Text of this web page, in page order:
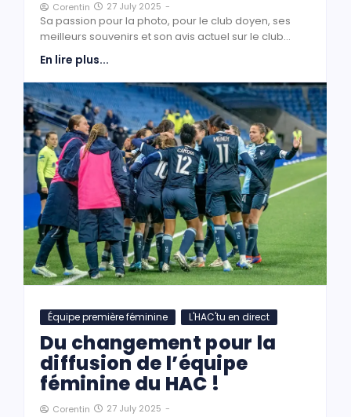
Corentin 27 July 2025 -
Sa passion pour la photo, pour le club doyen, ses
meilleurs souvenirs et son avis actuel sur le club...
En lire plus...
Équipe première féminine L'HAC'tu en direct
Du changement pour la
diffusion de l’équipe
féminine du HAC !
Corentin 27 July 2025 -